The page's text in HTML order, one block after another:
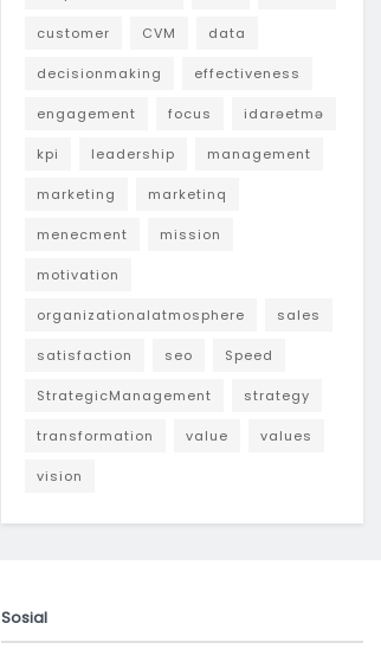
customer CVM data
decisionmaking effectiveness
engagement focus idarəetmə
kpi leadership management
marketing marketinq
menecment mission
motivation
organizationalatmosphere sales
satisfaction seo Speed
StrategicManagement strategy
transformation value values
vision
Sosial